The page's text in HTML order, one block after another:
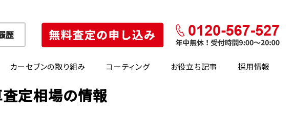
カーセブンの取り組み コーティング お役立ち記事 採用情報
歴
定相場の情報